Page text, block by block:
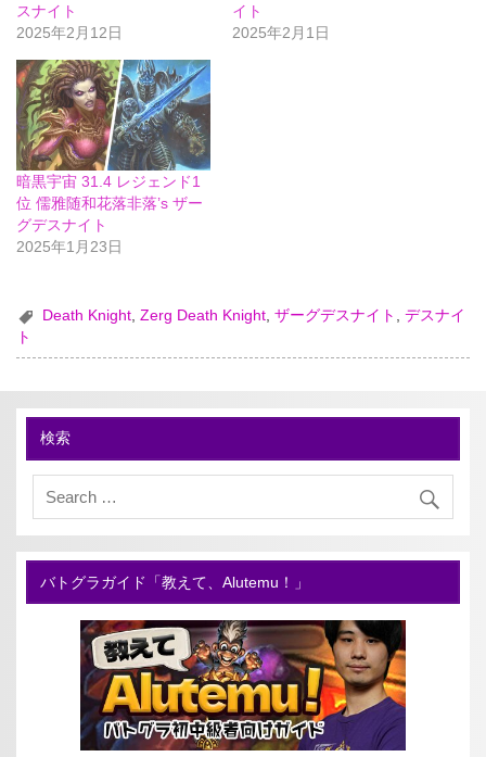
スナイト
2025年2月12日
イト
2025年2月1日
暗黒宇宙 31.4 レジェンド1
位 儒雅随和花落非落’s ザー
グデスナイト
2025年1月23日
Death Knight,Zerg Death Knight,ザーグデスナイト ,デスナイ
ト
検索
バトグラガイド「教えて、Alutemu！」